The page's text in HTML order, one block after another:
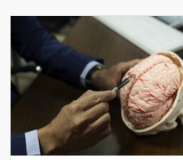
Təhlükəsizliyi Agentliyinin (AQTA)
Qida təhlükəsizliyi şöbəsinin